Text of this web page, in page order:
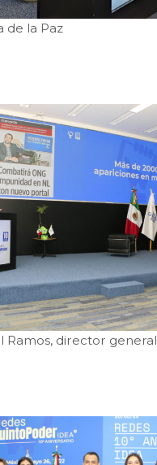
de la Paz
Ramos, director general